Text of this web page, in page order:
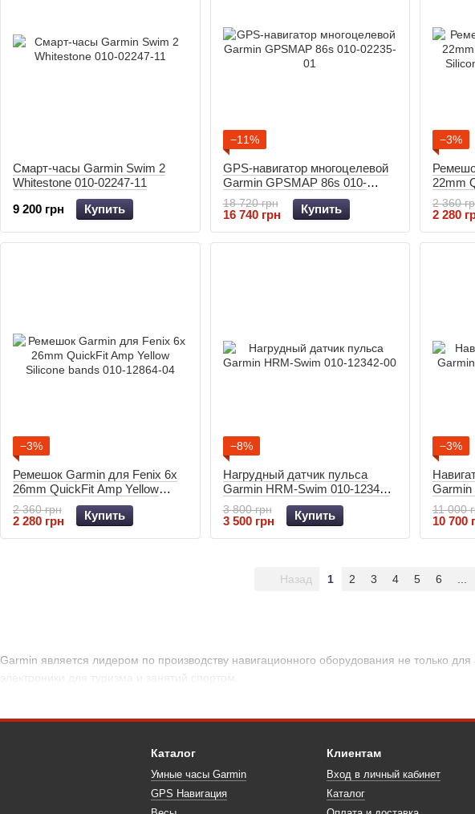
Garmin является лидером по производству навигационного оборудования не только
Смарт-часы Garmin Swim 2
Whitestone 010-02247-11
9 200 грн
Купить
−11%
GPS-навигатор многоцелевой
Garmin GPSMAP 86s 010-
02235-01
18 720 грн
16 740 грн Купить
−3%
22mm
Silicone
2 360
2 280
−3%
Ремешок Garmin для Fenix 6x
26mm QuickFit Amp Yellow
Silicone bands 010-12864-04
2 360 грн
2 280 грн Купить
−8%
Нагрудный датчик пульса
Garmin HRM-Swim 010-12342-
00
3 800 грн
3 500 грн Купить
−3%
Garmin
11 000
10 700
Назад 1 2 3 4 5 6
Каталог
Умные часы Garmin
GPS Навигация
Клиентам
Вход в личный кабинет
Каталог